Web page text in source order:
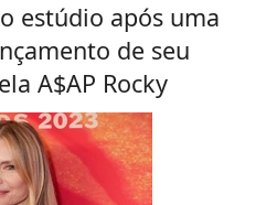
estúdio após uma
de seu
A$AP Rocky